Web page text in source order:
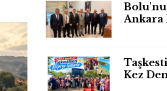
Ankara
Kez